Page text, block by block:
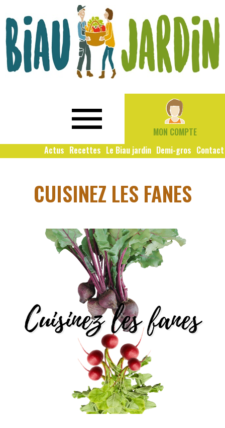
MON COMPTE
Actus Recettes Le Biau jardin Demi-gros Contact
CUISINEZ LES FANES